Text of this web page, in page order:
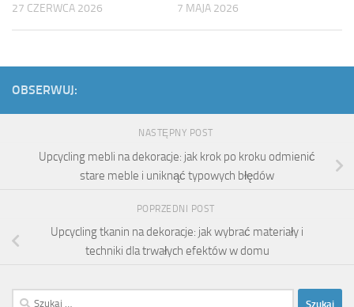
27 CZERWCA 2026 7 MAJA 2026
OBSERWUJ:
NASTĘPNY POST
Upcycling mebli na dekoracje: jak krok po kroku odmienić
stare meble i uniknąć typowych błędów
POPRZEDNI POST
Upcycling tkanin na dekoracje: jak wybrać materiały i
techniki dla trwałych efektów w domu
Szukaj: